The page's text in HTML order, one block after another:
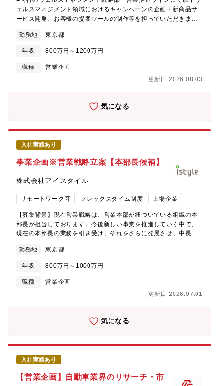
ます。・成長事業の戦略、企画を推進する重要ミッションに携わ
ることができるストック型のビジネスモデルで収益が安定してお
沢なリソース（予算、人員、顧客基盤）をふまえた大規模な戦略
業開発を中心にお任せします。また営業だけでなく、事業そのも
のを設計・推進する“事業プロデューサー”としての活躍も期待して
います。経営視点で戦略立案から組織構築まで携わりたい方、大
歓迎です。＜具体的には＞・地方自治体や森林管理者が抱える林
J-クレジットの購入を検討する企業（GX・ESG推進部門等）への
新サービスの企画立案・民間企業のニーズに基づくプロダクト開
発やパートナーシップ形成・事業を成長させるための事業開発・
あるため、出張が多く発生します（現状、月半分程度北海道に出
スの企画立案も行っていただけます。■少数精鋭チームのため、裁
て創業期から携わることができます。【配属先について】株式会
社ステラ―グリーン 事業推進部※SBプレイヤーズ（株）入社
後、ステラ―グリーンに出向いただく予定です。
ェルスマネジメント領域におけるキャンペーンの企画・新商品サ
ービス開発、お客様の提案ツールの制作等を担っていただきま
業推進・事業開発施策の企画立案・運営■具体的には、富裕層顧客
の新規開拓・取引活性化を目的としたキャンペーン企画・展開、
新商品・サービス開発、営業支援ツール制作、組織業績評価制度
の運営等の業務■営業店評価のための 業績評価シートの運営※全
足】ウェルスマネジメントの対象顧客は 1億円以上の資産を保有
在、富裕層向けビジネス（旧プライベートバンキング）を基盤
に、法人・個人双方へのアプローチを強化しており、これまで手
掛けていなかった非金融サービス（趣味・旅行・医療・介護・遺
品整理など）を含む アライアンス活用による付加価値提供を開始
しています。富裕層のお客様の様々なニーズにお応えするために
サービス拡充をしており、これから更にこの領域を拡大するため
の業務となります。【組織構成】部長＋副部長＋次長×4名の4ライ
ン体制ー営業推進ライン：次長＋担当9名 ★（このラインの中に
更に４つのグループがございます。１）戦略企画２）営業推進・
事業開発★３）貸し出し審査業務４）データ分析）ーFG戦略ライ
ン：次長＋担当16名、ー人材開発ライン：次長＋担当10名ーデジ
タルライン：次長＋担当23名★が今回の配属ラインです。20代か
ら50代まで幅広い世代の方が在籍。法人営業や個人営業の経験
者、他社からのキャリア採用者も多数活躍中。【部署概要】ウェ
ルスマネジメントビジネスの企画立案・推進・管理、新商品・サ
進等に関する業務を所管する持株・銀行兼務組織【募集背景】ビ
中、社内に加えて、外部人材の採用を検討しています。金融機関
で本部業務に従事した経験のある即戦力人材が理想ですが、営業
ャル採用も積極的に検討いたします。【魅力】■MUFGの注力領域
で、ダイナミックな事業成長を日々実感しながら、スキル・専門
性を高めることができます。■自身が手掛けたキャンペーン施策や
新商品・サービス等が営業拠点を介してお客さまに直接届けられ
るため、広く社会に対して新たな付加価値を提供できる手応えの
ある業務です。■ウェルスマネジメントはまだ浸透途上であり、法
人ビジネス中心から個人資産へのアプローチを強化しておりま
す。提案手法や拠点評価軸の見直しを進めており、変革期に携わ
れるポジションです。■MUFGグループ横断型の戦略立案：証券・
勤務地 東京都
年収 800万円～1200万円
職種
営業企画
更新日 2026.08.03
気になる
入社実績あり
事業企画※営業戦略立案【本部長候補】
株式会社アイスタイル
リモートワーク可 フレックスタイム制度 上場企業
【募集背景】現在営業戦略は、営業本部が紐づいている組織の本
部長が担当しております。今後新しい事業を推進していく中で、
現在の本部長の業務を引き受け、それをさらに発展させ、中長期
す。将来的にはマネジメントにもご担当いただきます。【ミッシ
ョン】アイスタイルグループのBtoBセクションにおける営業戦略
の立案と実行を加速する役割を担って頂きます。現在の営業組織
の見直し～組織戦略の立案・実行と新しい事業を進めていくにあ
では、@cosme（メディア事業）/@cosme SHOPPING（EC事
@cosmeの名の付くアセットを活かした、我々にとってのクライ
アント(化粧品メーカー)に対する提供価値を日々アップデートし、
それに伴った営業戦略まで一気通貫で構築していく事を目的とし
ています。【仕事概要】■目指していること及び業務内容・約100
名を抱える営業組織の営業戦略の立案└化粧品業界のメーカー各社
に我々の提供価値をどのようなフォーメーションでデリバリーす
べきか。また、営業ターゲットセグメントをどのように設計する
事が、売上の最大化だけではなく、利益効率を上げていくか等、
勤務地 東京都
年収 800万円～1000万円
職種
営業企画
更新日 2026.07.01
気になる
入社実績あり
【営業企画】自動車業界のリサーチ・市